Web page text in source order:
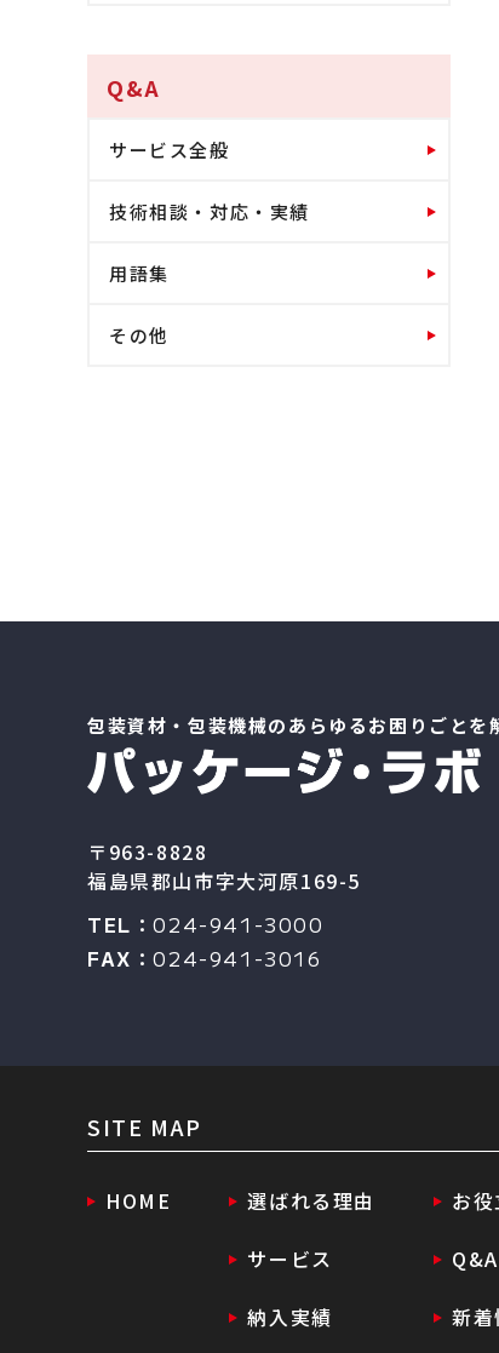
Q&A
サービス全般
技術相談・対応・実績
用語集
その他
包装資材・包装機械のあらゆるお困りごとを
〒963-8828
福島県郡山市字大河原169-5
TEL：024-941-3000
FAX：024-941-3016
SITE MAP
HOME
選ばれる理由
サービス
納入実績
お
Q&A
新